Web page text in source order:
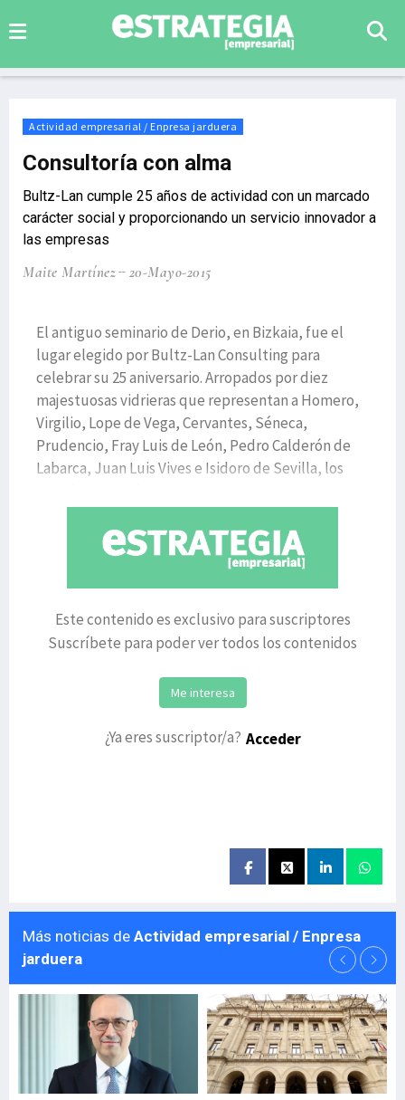
Actividad empresarial / Enpresa jarduera
Consultoría con alma
Bultz-Lan cumple 25 años de actividad con un marcado
carácter social y proporcionando un servicio innovador a
las empresas
Maite Martínez 20-Mayo-2015
El antiguo seminario de Derio, en Bizkaia, fue el
lugar elegido por Bultz-Lan Consulting para
celebrar su 25 aniversario. Arropados por diez
majestuosas vidrieras que representan a Homero,
Virgilio, Lope de Vega, Cervantes, Séneca,
Prudencio, Fray Luis de León, Pedro Calderón de
Labarca, Juan Luis Vives e Isidoro de Sevilla, los
Este contenido es exclusivo para suscriptores
Suscríbete para poder ver todos los contenidos
Me interesa
¿Ya eres suscriptor/a? Acceder
Más noticias de Actividad empresarial / Enpresa
jarduera